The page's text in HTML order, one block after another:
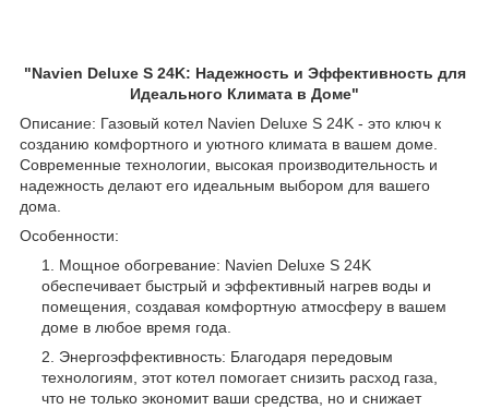
"Navien Deluxe S 24K: Надежность и Эффективность для
Идеального Климата в Доме"
Описание: Газовый котел Navien Deluxe S 24K - это ключ к
созданию комфортного и уютного климата в вашем доме.
Современные технологии, высокая производительность и
надежность делают его идеальным выбором для вашего
дома.
Особенности:
Мощное обогревание: Navien Deluxe S 24K
обеспечивает быстрый и эффективный нагрев воды и
помещения, создавая комфортную атмосферу в вашем
доме в любое время года.
Энергоэффективность: Благодаря передовым
технологиям, этот котел помогает снизить расход газа,
что не только экономит ваши средства, но и снижает